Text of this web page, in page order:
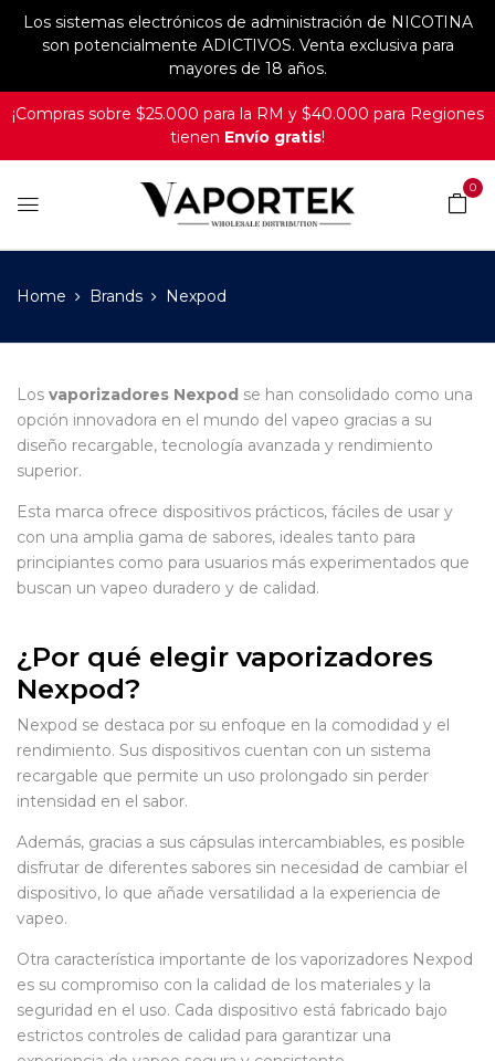
Los sistemas electrónicos de administración de NICOTINA
son potencialmente ADICTIVOS. Venta exclusiva para
mayores de 18 años.
¡Compras sobre $25.000 para la RM y $40.000 para Regiones
tienen Envío gratis!
0
Home Brands Nexpod
Los vaporizadores Nexpod se han consolidado como una
opción innovadora en el mundo del vapeo gracias a su
diseño recargable, tecnología avanzada y rendimiento
superior.
Esta marca ofrece dispositivos prácticos, fáciles de usar y
con una amplia gama de sabores, ideales tanto para
principiantes como para usuarios más experimentados que
buscan un vapeo duradero y de calidad.
¿Por qué elegir vaporizadores
Nexpod?
Nexpod se destaca por su enfoque en la comodidad y el
rendimiento. Sus dispositivos cuentan con un sistema
recargable que permite un uso prolongado sin perder
intensidad en el sabor.
Además, gracias a sus cápsulas intercambiables, es posible
disfrutar de diferentes sabores sin necesidad de cambiar el
dispositivo, lo que añade versatilidad a la experiencia de
vapeo.
Otra característica importante de los vaporizadores Nexpod
es su compromiso con la calidad de los materiales y la
seguridad en el uso. Cada dispositivo está fabricado bajo
estrictos controles de calidad para garantizar una